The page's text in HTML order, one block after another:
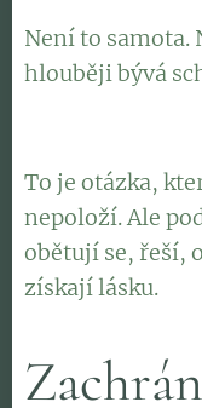
Není to samota.
hlouběji bývá
To je otázka,
nepoloží. Ale
obětují se, řeší,
získají lásku.